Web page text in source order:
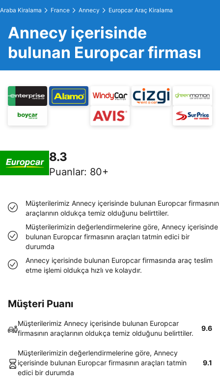
Araba Kiralama France Annecy Europcar Araç Kiralama
Annecy içerisinde
bulunan Europcar firması
8.3
Puanlar: 80+
Müşterilerimiz Annecy içerisinde bulunan Europcar firmasının
araçlarının oldukça temiz olduğunu belirttiler.
Müşterilerimizin değerlendirmelerine göre, Annecy içerisinde
bulunan Europcar firmasının araçları tatmin edici bir
durumda
Annecy içerisinde bulunan Europcar firmasında araç teslim
etme işlemi oldukça hızlı ve kolaydır.
Müşteri Puanı
Müşterilerimiz Annecy içerisinde bulunan Europcar
firmasının araçlarının oldukça temiz olduğunu belirttiler.
9.6
Müşterilerimizin değerlendirmelerine göre, Annecy
içerisinde bulunan Europcar firmasının araçları tatmin
edici bir durumda
9.1